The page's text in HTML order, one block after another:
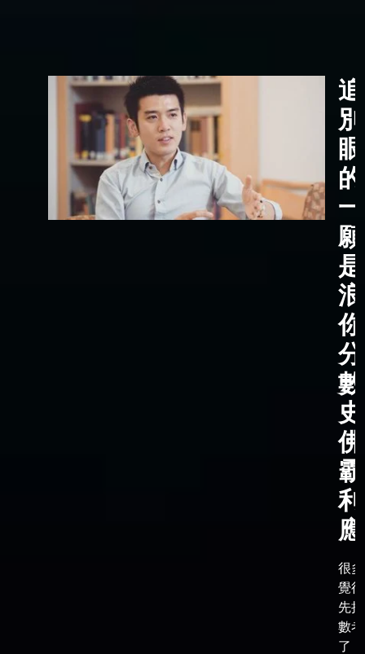
分
應
很
覺
先
數
了